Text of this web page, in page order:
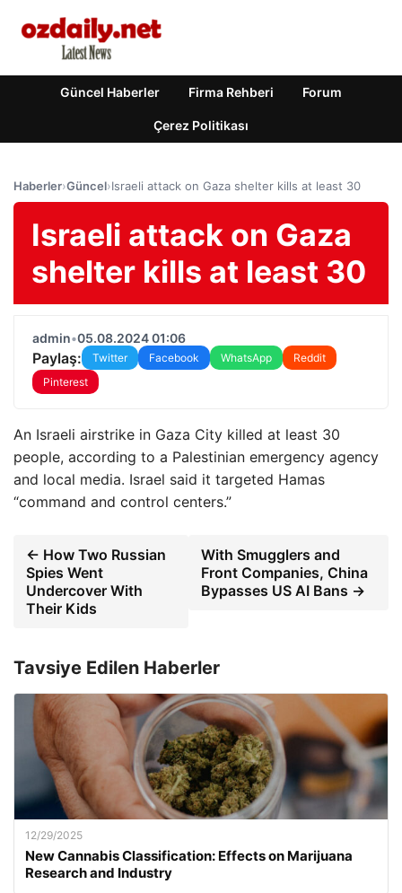
Güncel Haberler Firma Rehberi Forum
Çerez Politikası
Haberler›Güncel›Israeli attack on Gaza shelter kills at least 30
Israeli attack on Gaza
shelter kills at least 30
admin•05.08.2024 01:06
Paylaş: Twitter Facebook WhatsApp
Reddit
Pinterest
An Israeli airstrike in Gaza City killed at least 30
people, according to a Palestinian emergency agency
and local media. Israel said it targeted Hamas
“command and control centers.”
← How Two Russian
Spies Went
Undercover With
Their Kids
With Smugglers and
Front Companies, China
Bypasses US AI Bans →
Tavsiye Edilen Haberler
12/29/2025
New Cannabis Classification: Effects on Marijuana
Research and Industry